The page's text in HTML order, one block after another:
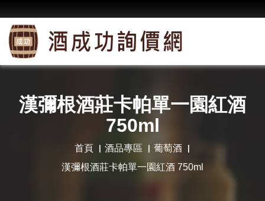
漢彌根酒莊卡帕單一園紅酒
750ml
首頁 酒品專區
葡萄酒
漢彌根酒莊卡帕單一園紅酒 750ml